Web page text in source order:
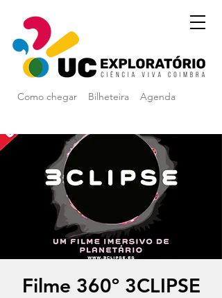
Como chegar Agenda
Bilheteira
Filme 360º 3CLIPSE